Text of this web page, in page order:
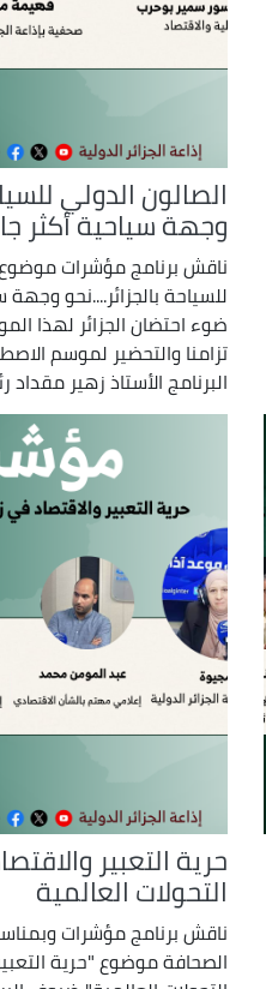
الصالون الدولي
وجهة سياحية أكثر
ناقش برنامج مؤشرات
للسياحة بالجزائر....نحو
ضوء احتضان الجزائر لهذا
البرنامج الأستاذ زهير مقداد
حرية التعبير
التحولات العالمية
ناقش برنامج مؤشرات
الصحافة موضوع "حرية